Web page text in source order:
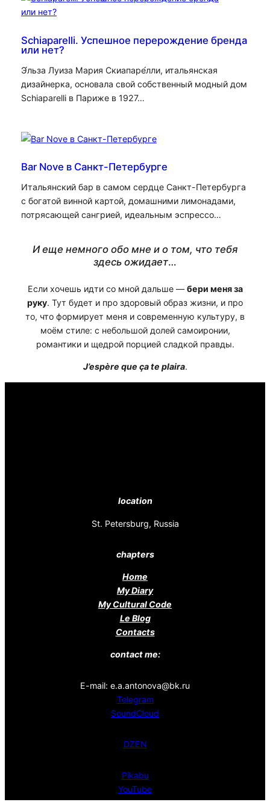
Schiaparelli. Успешное перерождение бренда
или нет?
Э́льза Луиза Мария Скиапаре́лли, итальянская
дизайнерка, основала свой собственный модный дом
Schiaparelli в Париже в 1927…
Bar Nove в Санкт-Петербурге
Итальянский бар в самом сердце Санкт-Петербурга
с богатой винной картой, домашними лимонадами,
потрясающей сангрией, идеальным эспрессо…
И еще немного обо мне и о том, что тебя
здесь ожидает…
Если хочешь идти со мной дальше —бери меня за
руку. Тут будет и про здоровый образ жизни, и про
то, что формирует меня и современную культуру, в
моём стиле: с небольшой долей самоиронии,
романтики и щедрой порцией сладкой правды.
J’espère que ça te plaira.
location
St. Petersburg, Russia
chapters
Home
My Diary
My Cultural Code
Le Blog
Contacts
contact me:
E-mail: e.a.antonova@bk.ru
Telegram
SoundCloud
DZEN
Pikabu
YouTube